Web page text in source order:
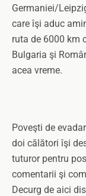
Germaniei/
care îşi aduc
ruta de 6000 km
Bulgaria şi
acea vreme.
Poveşti de
doi călători îşi
tuturor pentru
comentarii şi
Decurg de aici